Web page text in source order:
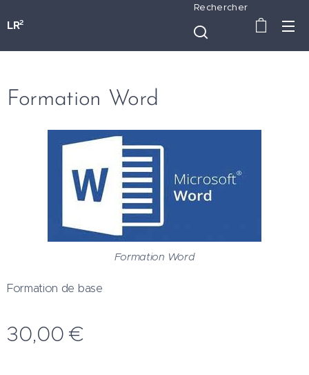
LR²
Rechercher
Formation Word
Formation Word
Formation de base
30,00 €